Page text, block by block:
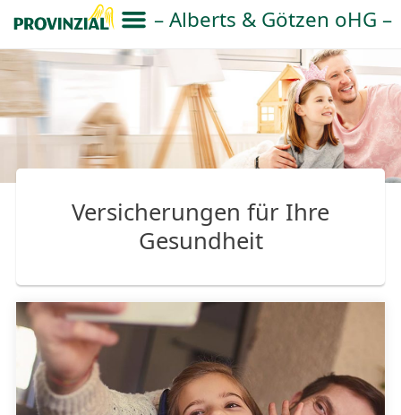
– Alberts & Götzen oHG –
Versicherungen für Ihre
Gesundheit
Hier klicken